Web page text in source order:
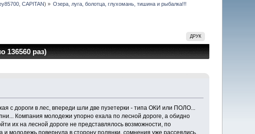
,CAPITAN) » Озера, луга, болотца, глухомань, тишина и рыбалка!!!
ДРУК
136560 раз)
с дороги в лес, впереди шли две пузетерки - типа ОКИ или ПОЛО...
Компания молодежи упорно ехала по лесной дороге, а обидно
их на лесной дороге не представлялось возможности, по
и молодежь повернула в сторону полянки, сомнения уже рассеялись,